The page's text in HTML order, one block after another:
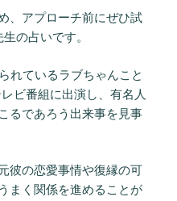
、アプローチ前にぜひ試
生の占いです。
れているラブちゃんこと
ビ番組に出演し、有名人
るであろう出来事を見事
彼の恋愛事情や復縁の可
まく関係を進めることが